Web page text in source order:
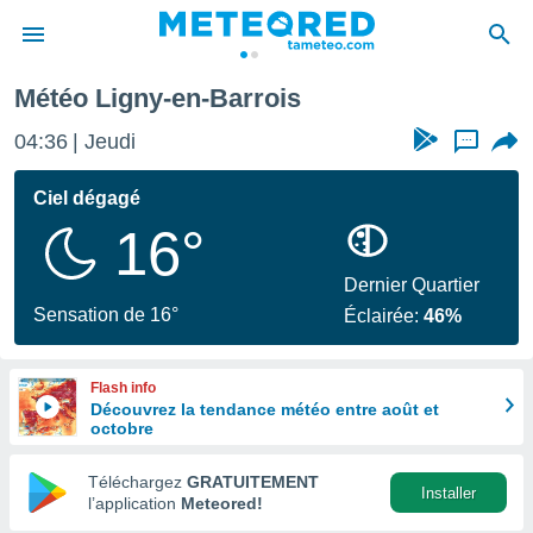
de
en
Météo Ligny-en-Barrois
04:36 Jeudi ...
Ciel dégagé
16°
Sensation de 16°
Dernier Quartier
Éclairée:46%
Flash info
Découvrez la tendance météo entre août et
octobre
Téléchargez GRATUITEMENT
l’application Meteored!
Installer